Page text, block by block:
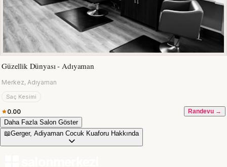
Güzellik Dünyası - Adıyaman
Merkez, Adıyaman
Saç Kesimi
0.00 Randevu →
Daha Fazla Salon Göster
📖Gerger, Adiyaman Cocuk Kuaforu Hakkında